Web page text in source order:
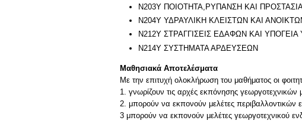
Ν203Υ ΠΟΙΟΤΗΤΑ,ΡΥΠΑΝΣΗ ΚΑΙ
Ν204Υ ΥΔΡΑΥΛΙΚΗ ΚΛΕΙΣΤΩΝ ΚΑΙ
Ν212Υ ΣΤΡΑΓΓΙΣΕΙΣ ΕΔΑΦΩΝ ΚΑΙ
Ν214Υ ΣΥΣΤΗΜΑΤΑ ΑΡΔΕΥΣΕΩΝ
Μαθησιακά Αποτελέσματα
Με την επιτυχή ολοκλήρωση του μαθήματος οι
1. γνωρίζουν τις αρχές εκπόνησης γεωργοτεχνικών
2. μπορούν να εκπονούν μελέτες περιβαλλοντικών